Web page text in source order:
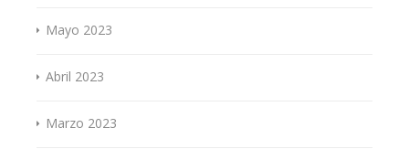
Mayo 2023
Abril 2023
Marzo 2023